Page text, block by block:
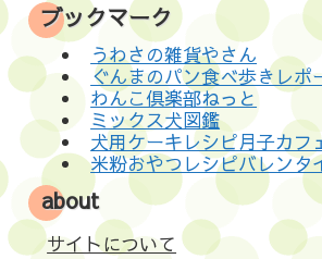
ブックマーク
うわさの雑貨やさん
ぐんまのパン食べ歩きレポ
わんこ倶楽部ねっと
ミックス犬図鑑
犬用ケーキレシピ月子カフ
米粉おやつレシピバレンタ
about
サイトについて